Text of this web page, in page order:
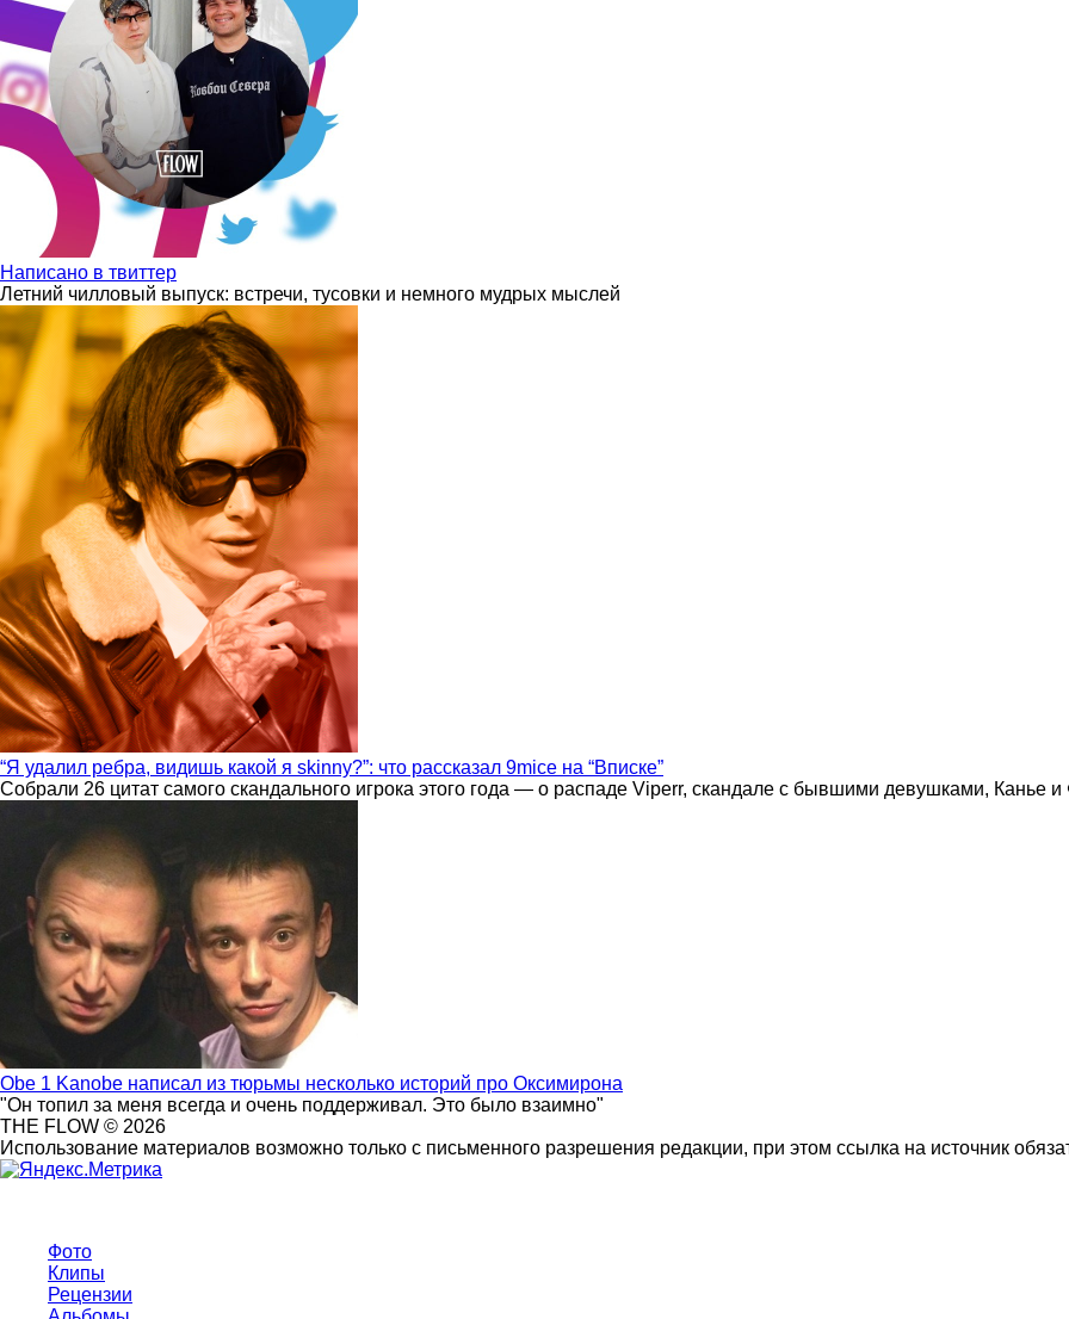
Написано в твиттер
Летний чилловый выпуск: встречи, тусовки и немного мудрых мыслей
“Я удалил ребра, видишь какой я skinny?”: что рассказал 9mice на “Вписке”
Собрали 26 цитат самого скандального игрока этого года — о распаде Viperr, скандале с бывшими девушками, Канье
Obe 1 Kanobe написал из тюрьмы несколько историй про Оксимирона
"Он топил за меня всегда и очень поддерживал. Это было взаимно"
THE FLOW © 2026
Использование материалов возможно только с письменного разрешения редакции, при этом ссылка на источник
Фото
Клипы
Рецензии